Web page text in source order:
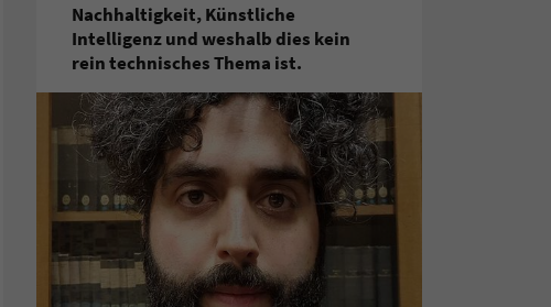
Nachhaltigkeit, Künstliche
Intelligenz und weshalb dies kein
rein technisches Thema ist.